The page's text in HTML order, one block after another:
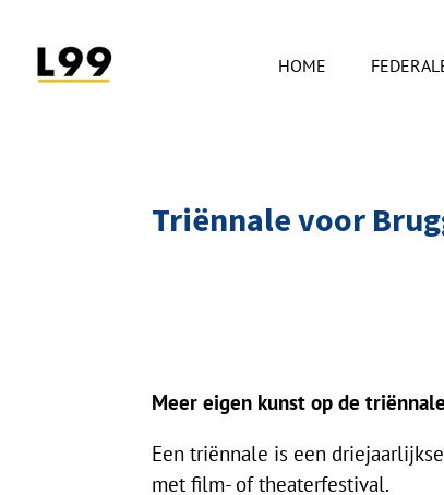
direct
naar
HOME
Triënnale voor
Meer eigen kunst op de triënnale
Een triënnale is een
met film- of theaterfestival.